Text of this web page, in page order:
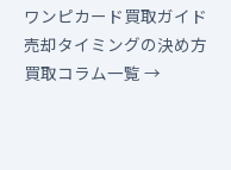
ワンピカード買取ガイド
売却タイミングの決め方
買取コラム一覧 →